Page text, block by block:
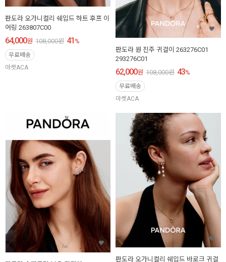
판도라 오가니컬리 쉐입드 하트 후프 이
어링 263807C00
64,000원 108,000원 41 %
무료배송
마켓ACA
판도라 원 진주 귀걸이 263276C01
293276C01
62,000원 108,000원 43%
무료배송
마켓ACA
판도라 오가니컬리 쉐입드 바로크 귀걸